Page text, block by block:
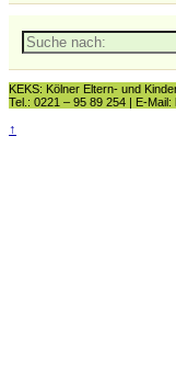
Suche
nach:
KEKS: Kölner Eltern- und
Tel.: 0221 – 95 89 254 | E-
↑